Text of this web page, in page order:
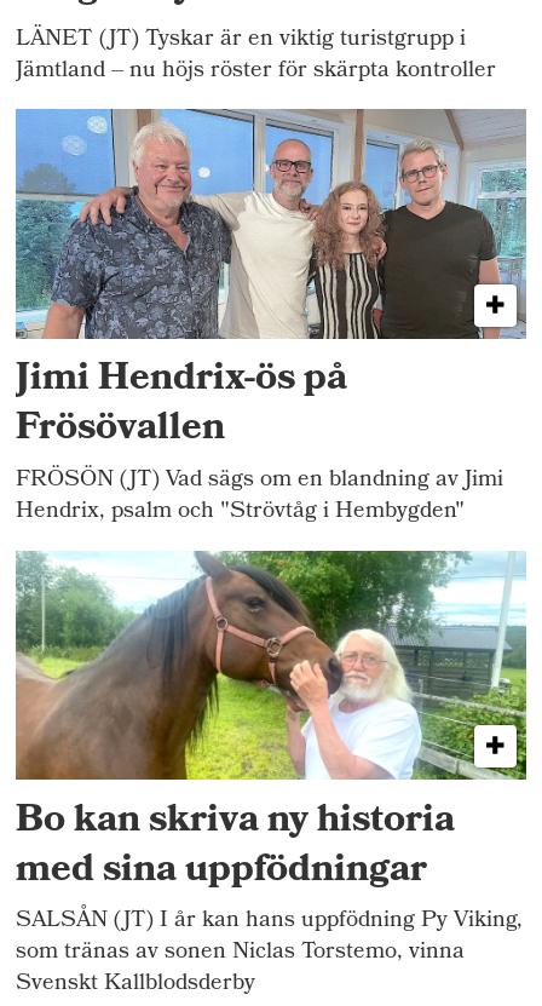
LÄNET (JT) Tyskar är en viktig turistgrupp i
Jämtland – nu höjs röster för skärpta kontroller
Jimi Hendrix-ös på
Frösövallen
FRÖSÖN (JT) Vad sägs om en blandning av Jimi
Hendrix, psalm och "Strövtåg i Hembygden"
Bo kan skriva ny historia
med sina uppfödningar
SALSÅN (JT) I år kan hans uppfödning Py Viking,
som tränas av sonen Niclas Torstemo, vinna
Svenskt Kallblodsderby